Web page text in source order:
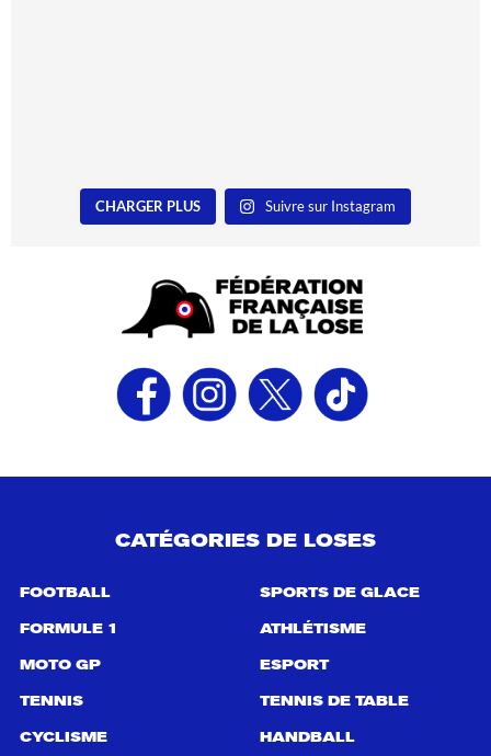
CHARGER PLUS Suivre sur Instagram
CATÉGORIES DE LOSES
FOOTBALL
FORMULE 1
MOTO GP
TENNIS
CYCLISME
SPORTS DE GLACE
ATHLÉTISME
ESPORT
TENNIS DE TABLE
HANDBALL